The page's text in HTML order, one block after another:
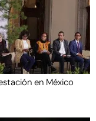
en México